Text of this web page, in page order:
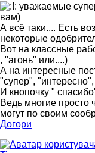
уважаемые
вам)
А всё таки.... Есть
некоторые
Вот на классные
, "агонь" или....)
А на интересные
"супер", "интересно",
И кнопочку "
Ведь многие просто
могут по своим
Догори